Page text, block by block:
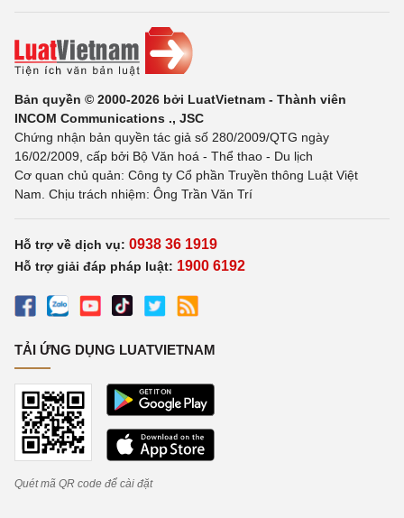
Bản quyền © 2000-2026 bởi LuatVietnam - Thành viên
INCOM Communications ., JSC
Chứng nhận bản quyền tác giả số 280/2009/QTG ngày
16/02/2009, cấp bởi Bộ Văn hoá - Thể thao - Du lịch
Cơ quan chủ quản: Công ty Cổ phần Truyền thông Luật Việt
Nam. Chịu trách nhiệm: Ông Trần Văn Trí
Hỗ trợ về dịch vụ: 0938 36 1919
Hỗ trợ giải đáp pháp luật: 1900 6192
TẢI ỨNG DỤNG LUATVIETNAM
Quét mã QR code để cài đặt